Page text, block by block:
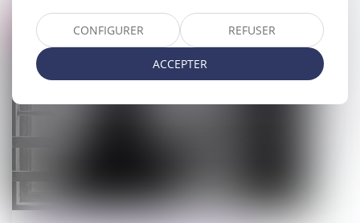
Droit pénalCONFIGURER REFUSER
ACCEPTER